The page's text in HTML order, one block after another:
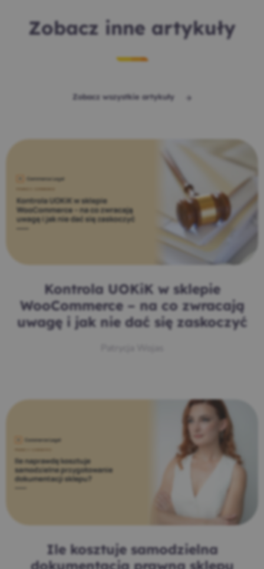
Zobacz inne artykuły
Zobacz wszystkie artykuły
Kontrola UOKiK w sklepie
WooCommerce – na co zwracają
uwagę i jak nie dać się zaskoczyć
Ile kosztuje samodzielna